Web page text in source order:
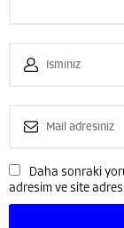
Daha sonraki
adresim ve site